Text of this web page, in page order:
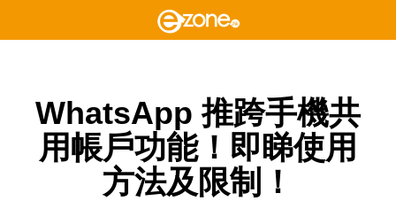
WhatsApp 推跨手機共
用帳戶功能！即睇使用
方法及限制！